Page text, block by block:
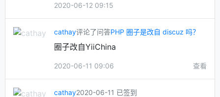
2020-06-12 09:15
cathay评论了问答PHP 圈子是改自 discuz 吗？
圈子改自YiiChina
2020-06-11 09:06 查看
cathay2020-06-11 已签到